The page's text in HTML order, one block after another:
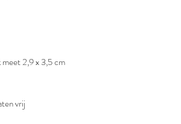
2,9 x 3,5 cm
vrij